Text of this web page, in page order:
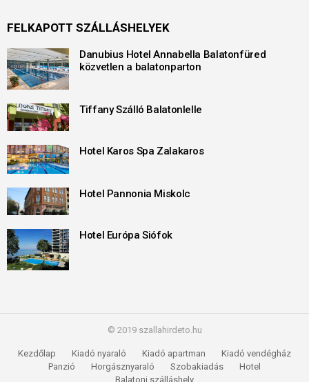
FELKAPOTT SZÁLLÁSHELYEK
Danubius Hotel Annabella Balatonfüred
közvetlen a balatonparton
Tiffany Szálló Balatonlelle
Hotel Karos Spa Zalakaros
Hotel Pannonia Miskolc
Hotel Európa Siófok
© 2019 szallahirdeto.hu
Kezdőlap Kiadó nyaraló Kiadó apartman
Kiadó vendégház
Panzió
Horgásznyaraló Szobakiadás
Hotel
Balatoni szálláshely